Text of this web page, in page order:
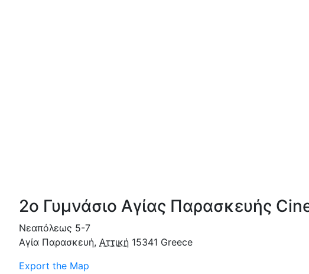
2ο Γυμνάσιο Αγίας Παρασκευής
Νεαπόλεως 5-7
Αγία Παρασκευή, Αττική 15341 Greece
Export the Map